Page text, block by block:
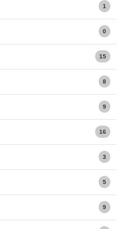
1
0
15
8
9
16
3
5
9